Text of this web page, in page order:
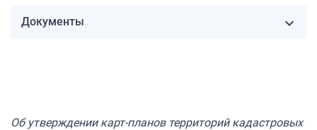
Об утверждении карт-планов территорий кадастровых
Документы